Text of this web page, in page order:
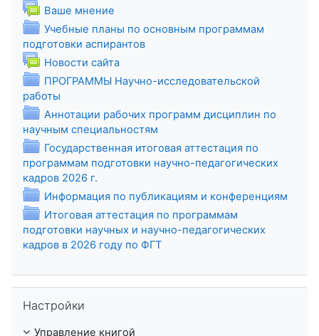
Ваше мнение
Учебные планы по основным программам
подготовки аспирантовПапка
Новости сайта
ПРОГРАММЫ Научно-исследовательской
работы
Аннотации рабочих программ дисциплин по
научным специальностям
Государственная итоговая аттестация по
программам подготовки научно-педагогических
кадров 2026 г.
Информация по публикациям и конференциям
Итоговая аттестация по программам
подготовки научных и научно-педагогических
кадров в 2026 году по ФГТПапка
Настройки
Управление книгой